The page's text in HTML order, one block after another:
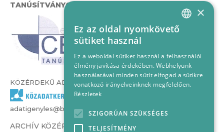
TANÚSÍTVÁNYOK
KÖZÉRDEKŰ ADATOK
adatigenyles@bvcs.hu
ARCHÍV KÖZÉRDEKŰ ADATOK –
HUNGARIAN
×
Ez az oldal nyomkövető
sütiket használ
Ez a weboldal sütiket használ a felhasználói
élmény javítása érdekében. Webhelyünk
használatával minden sütit elfogad a sütikre
vonatkozó irányelveinknek megfelelően.
Részletek
SZIGORÚAN SZÜKSÉGES
TELJESÍTMÉNY